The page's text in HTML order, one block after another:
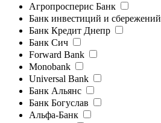
Агропросперис Банк
Банк инвестиций и сбережений
Банк Кредит Днепр
Банк Сич
Forward Bank
Monobank
Universal Bank
Банк Альянс
Банк Богуслав
Альфа-Банк